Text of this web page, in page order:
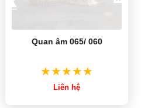
Quan âm 065/ 060
Liên hệ